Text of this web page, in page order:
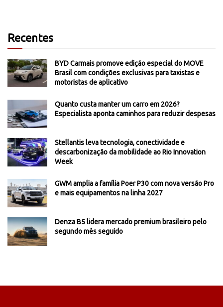
Recentes
BYD Carmais promove edição especial do MOVE
Brasil com condições exclusivas para taxistas e
motoristas de aplicativo
Quanto custa manter um carro em 2026?
Especialista aponta caminhos para reduzir despesas
Stellantis leva tecnologia, conectividade e
descarbonização da mobilidade ao Rio Innovation
Week
GWM amplia a família Poer P30 com nova versão Pro
e mais equipamentos na linha 2027
Denza B5 lidera mercado premium brasileiro pelo
segundo mês seguido